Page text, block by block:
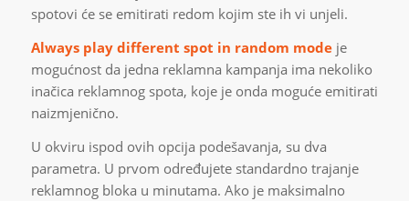
spotovi će se emitirati redom kojim ste ih vi unjeli.
Always play different spot in random modeje
mogućnost da jedna reklamna kampanja ima nekoliko
inačica reklamnog spota, koje je onda moguće emitirati
naizmjenično.
U okviru ispod ovih opcija podešavanja, su dva
parametra. U prvom određujete standardno trajanje
reklamnog bloka u minutama. Ako je maksimalno